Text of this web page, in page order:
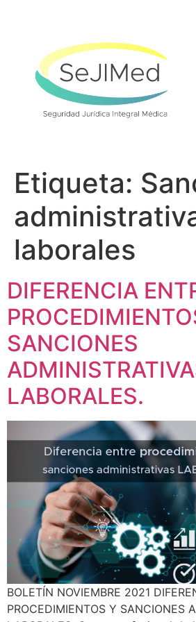
Etiqueta:
laborales
DIFERENCIA
SANCIONES
LABORALES.
BOLETÍN NOVIEMBRE 2021
PROCEDIMIENTOS Y SANCIONES